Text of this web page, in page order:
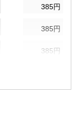
385円
385円
385円